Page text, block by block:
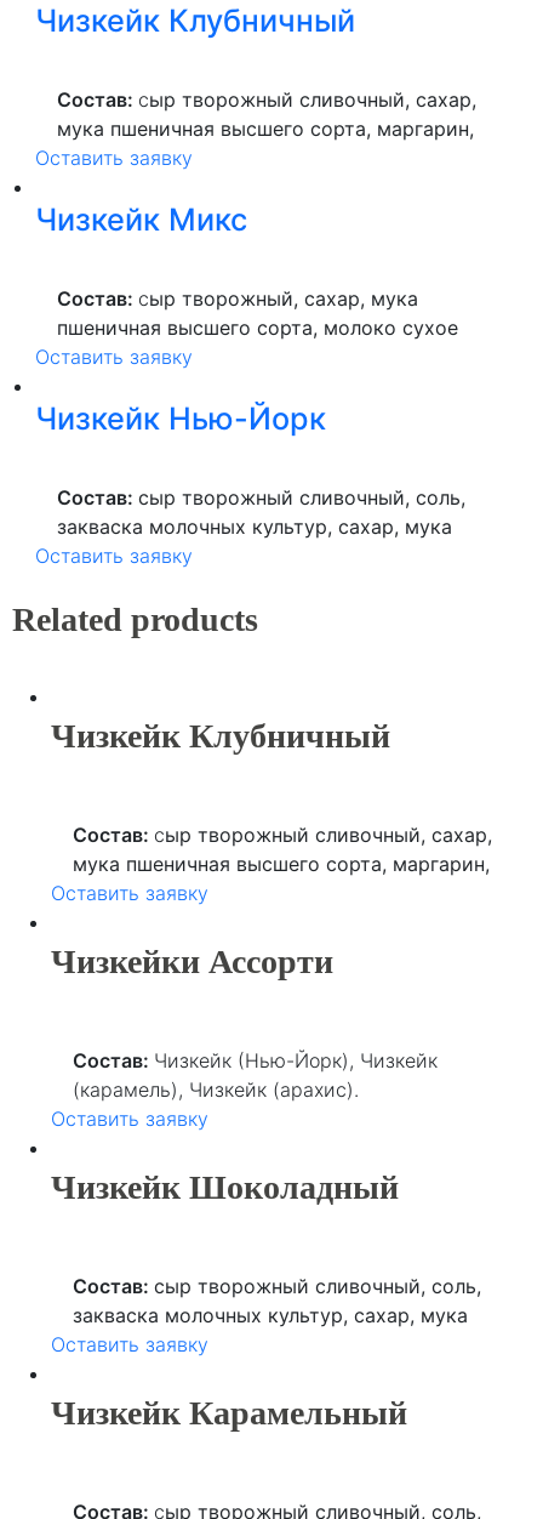
продукты яичные, крем сливочный (сливки
нормализованные, ароматизатор), молоко
цитрусовых плодов, крем с ароматом
"Карамель"(сахар, вода питьевая,
сыворотка сухая молочная, растительный
"Карамель".
Чизкейк Клубничный
Состав: сыр творожный сливочный, сахар,
мука пшеничная высшего сорта, маргарин,
соевое масло, продукты яичные, начинка
клубничное, пюре яблочное), ароматизатор
кислота.
Оставить заявку
Чизкейк Микс
Состав: сыр творожный, сахар, мука
пшеничная высшего сорта, молоко сухое
обезжиренное, продукты яичные, арахис,
Оставить заявку
Чизкейк Нью-Йорк
Состав: сыр творожный сливочный, соль,
закваска молочных культур, сахар, мука
пшеничная высшего сорта, маргарин,
продукты яичные, крем сливочный (сливки
нормализованные, ароматизатор).
Оставить заявку
Related products
Чизкейк Клубничный
Состав: сыр творожный сливочный, сахар,
мука пшеничная высшего сорта, маргарин,
соевое масло, продукты яичные, начинка
пюре яблочное), ароматизатор "Клубника",
соль, крем сливочный, разрыхлитель,
Оставить заявку
Чизкейки Ассорти
Состав: Чизкейк (Нью-Йорк), Чизкейк
(карамель), Чизкейк (арахис).
Оставить заявку
Чизкейк Шоколадный
Состав: сыр творожный сливочный, соль,
закваска молочных культур, сахар, мука
пшеничная высшего сорта, маргарин,
продукты яичные, крем сливочный (сливки
нормализованные, ароматизатор), начинка
Оставить заявку
Чизкейк Карамельный
Состав: сыр творожный сливочный, соль,